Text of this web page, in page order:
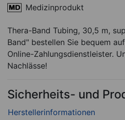
Medizinprodukt
Thera-Band Tubing, 30,5 m,
Band" bestellen Sie bequem
Online-Zahlungsdienstleister.
Nachlässe!
Sicherheits- und